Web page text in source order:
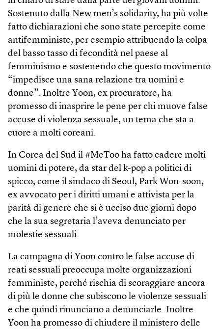
Sostenuto dalla New men’s solidarity, ha più volte
fatto dichiarazioni che sono state percepite come
antifemministe, per esempio attribuendo la colpa
del basso tasso di fecondità nel paese al
femminismo e sostenendo che questo movimento
“impedisce una sana relazione tra uomini e
donne”. Inoltre Yoon, ex procuratore, ha
promesso di inasprire le pene per chi muove false
accuse di violenza sessuale, un tema che sta a
cuore a molti coreani.
In Corea del Sud il #MeToo ha fatto cadere molti
uomini di potere, da star del k-pop a politici di
spicco, come il sindaco di Seoul, Park Won-soon,
ex avvocato per i diritti umani e attivista per la
parità di genere che si è ucciso due giorni dopo
che la sua segretaria l’aveva denunciato per
molestie sessuali.
La campagna di Yoon contro le false accuse di
reati sessuali preoccupa molte organizzazioni
femministe, perché rischia di scoraggiare ancora
di più le donne che subiscono le violenze sessuali
e che quindi rinunciano a denunciarle. Inoltre
Yoon ha promesso di chiudere il ministero delle